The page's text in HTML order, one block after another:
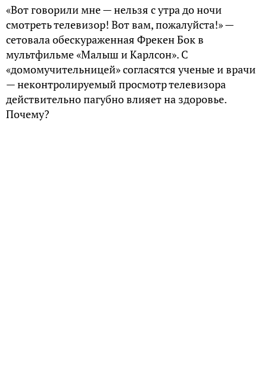
«Вот говорили мне — нельзя с утра до ночи
смотреть телевизор! Вот вам, пожалуйста!» —
сетовала обескураженная Фрекен Бок в
мультфильме «Малыш и Карлсон». С
«домомучительницей» согласятся ученые и врачи
— неконтролируемый просмотр телевизора
действительно пагубно влияет на здоровье.
Почему?